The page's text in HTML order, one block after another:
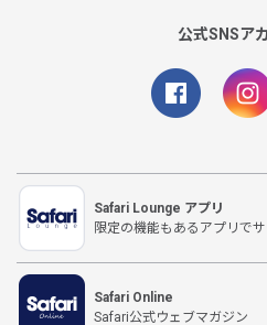
公式SNSア
Safari Lounge アプリ
限定の機能もあるアプリで
Safari Online
Safari公式ウェブマガジン